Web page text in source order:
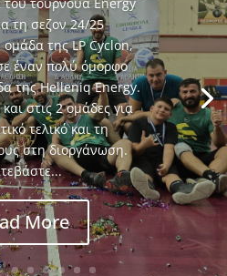
τη σεζον 24/25
ομάδα της LP Cyclon,
έναν πολύ όμορφο
της Helleniq Energy.
στις 2 ομάδες για
τελικό και τη
στη διοργάνωση.
More